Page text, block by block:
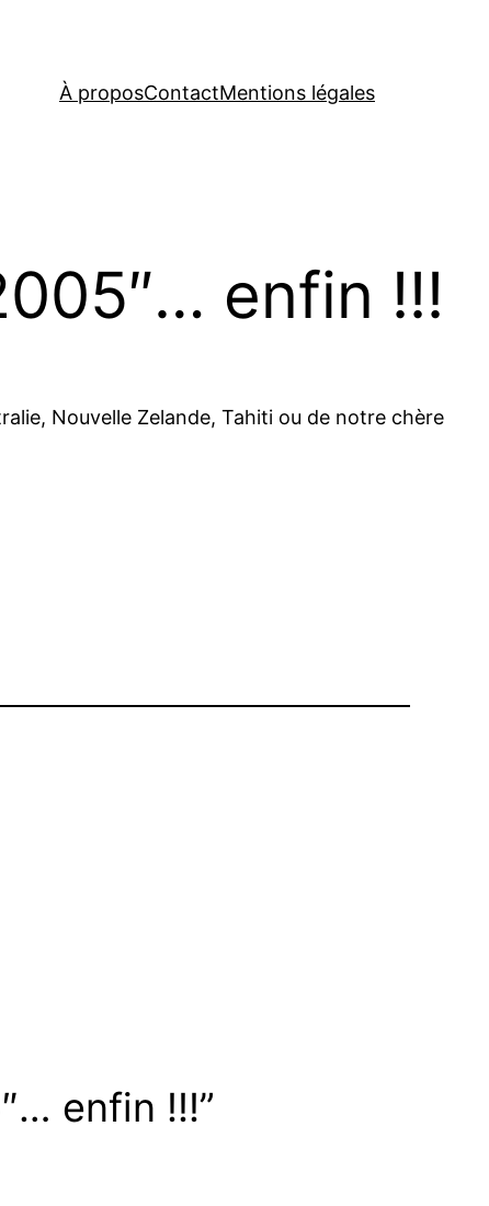
À proposContactMentions légales
enfin !!!
Nouvelle Zelande, Tahiti ou de notre chère
enfin !!!”